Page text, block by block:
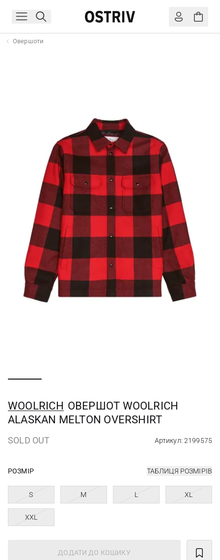
Овершоти
WOOLRICH ОВЕРШОТ WOOLRICH
ALASKAN MELTON OVERSHIRT
SOLD OUT Артикул: 2199575
РОЗМІР ТАБЛИЦЯ РОЗМІРІВ
S M L XL
XXL
ДОДАТИ ДО КОШИКУ